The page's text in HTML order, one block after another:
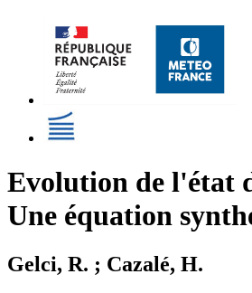
Evolution de l'état
Une équation
Gelci, R. ; Cazalé, H.